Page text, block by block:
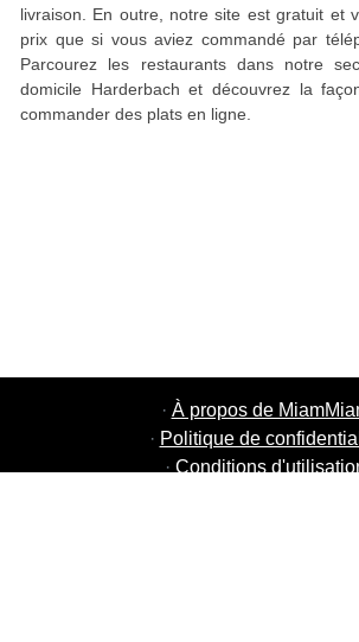
livraison. En outre, notre site est gratuit et
prix que si vous aviez commandé par
Parcourez les restaurants dans notre
domicile Harderbach et découvrez la
commander des plats en ligne.
· À propos de
· Politique de
· Conditions